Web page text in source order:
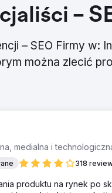
–
– SEO Firmy w:
można zlecić
medialna i
318
produktu na rynek po